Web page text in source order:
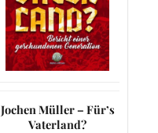
Jochen Müller – Für’s
Vaterland?